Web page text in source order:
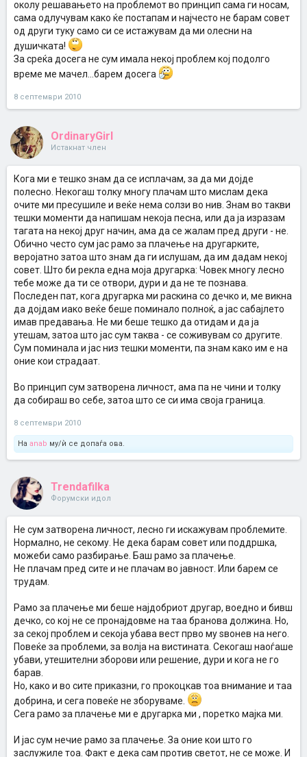
околу решавањето на проблемот во принцип сама ги носам,
сама одлучувам како ќе постапам и најчесто не барам совет
од други туку само си се истажувам да ми олесни на
душичката!
За среќа досега не сум имала некој проблем кој подолго
време ме мачел...барем досега
8 септември 2010
OrdinaryGirl
Истакнат член
Кога ми е тешко знам да се исплачам, за да ми дојде
полесно. Некогаш толку многу плачам што мислам дека
очите ми пресушиле и веќе нема солзи во нив. Знам во такви
тешки моменти да напишам некоја песна, или да ја изразам
тагата на некој друг начин, ама да се жалам пред други - не.
Обично често сум јас рамо за плачење на другарките,
веројатно затоа што знам да ги ислушам, да им дадам некој
совет. Што би рекла една моја другарка: Човек многу лесно
тебе може да ти се отвори, дури и да не те познава.
Последен пат, кога другарка ми раскина со дечко и, ме викна
да дојдам иако веќе беше поминало полноќ, а јас сабајлето
имав предавања. Не ми беше тешко да отидам и да ја
утешам, затоа што јас сум таква - се соживувам со другите.
Сум поминала и јас низ тешки моменти, па знам како им е на
оние кои страдаат.
Во принцип сум затворена личност, ама па не чини и толку
да собираш во себе, затоа што се си има своја граница.
8 септември 2010
На anab му/ѝ се допаѓа ова.
Trendafilka
Форумски идол
Не сум затворена личност, лесно ги искажувам проблемите.
Нормално, не секому. Не дека барам совет или поддршка,
можеби само разбирање. Баш рамо за плачење.
Не плачам пред сите и не плачам во јавност. Или барем се
трудам.
Рамо за плачење ми беше најдобриот другар, воедно и бивш
дечко, со кој не се пронајдовме на таа бранова должина. Но,
за секој проблем и секоја убава вест прво му ѕвонев на него.
Повеќе за проблеми, за волја на вистината. Секогаш наоѓаше
убави, утешителни зборови или решение, дури и кога не го
барав.
Но, како и во сите приказни, го прокоцкав тоа внимание и таа
добрина, и сега повеќе не зборуваме.
Сега рамо за плачење ми е другарка ми , поретко мајка ми.
И јас сум нечие рамо за плачење. За оние кои што го
заслужиле тоа. Факт е дека сам против светот, не се може. И